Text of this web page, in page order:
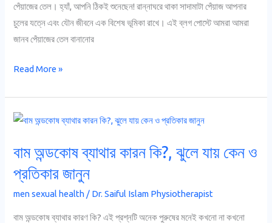
পেঁয়াজের তেল। হ্যাঁ, আপনি ঠিকই শুনেছেন! রান্নাঘরে থাকা সাদামাটা পেঁয়াজ আপনার
চুলের যত্নে এবং যৌন জীবনে এক বিশেষ ভূমিকা রাখে। এই ব্লগ পোস্টে আমরা আমরা
জানব পেঁয়াজের তেল বানানোর
উপকারিতা
Read More »
বাম অন্ডকোষ ব্যাথার কারন কি?, ঝুলে যায় কেন ও
প্রতিকার জানুন
men sexual health / Dr. Saiful Islam Physiotherapist
বাম অন্ডকোষ ব্যাথার কারণ কি? এই প্রশ্নটি অনেক পুরুষের মনেই কখনো না কখনো
বাম
ব্যাথার
কারন
কি?,
ঝুলে
যায়